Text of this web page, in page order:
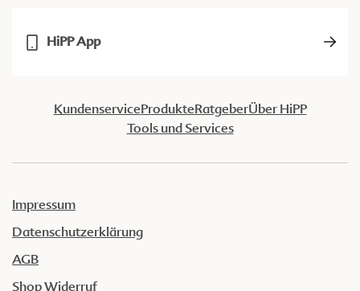
HiPP App
KundenserviceProdukteRatgeberÜber HiPP
Tools und Services
Impressum
Datenschutzerklärung
AGB
Shop Widerruf